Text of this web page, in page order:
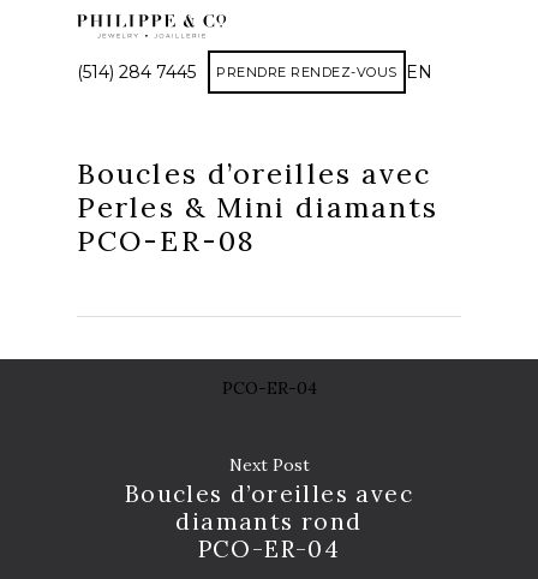
(514) 284 7445 PRENDRE RENDEZ-VOUS EN
Boucles d’oreilles avec
Perles & Mini diamants
PCO-ER-08
Next Post
Boucles d’oreilles avec
diamants rond
PCO-ER-04
PCO-ER-04